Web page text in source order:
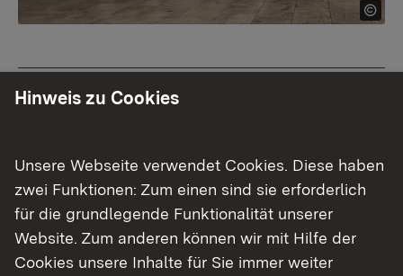
Welche Deutschkenntnisse benötige ich?
Brauche ich eine Fachsprachenprüfung?
Wird meine Fachsprachenprüfung aus
einem anderen Bundesland anerkannt?
Hinweis zu Cookies
Unsere Webseite verwendet Cookies. Diese haben
zwei Funktionen: Zum einen sind sie erforderlich
für die grundlegende Funktionalität unserer
Website. Zum anderen können wir mit Hilfe der
Cookies unsere Inhalte für Sie immer weiter